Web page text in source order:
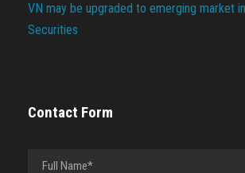
VN may be upgraded to emerging market
Securities
Contact Form